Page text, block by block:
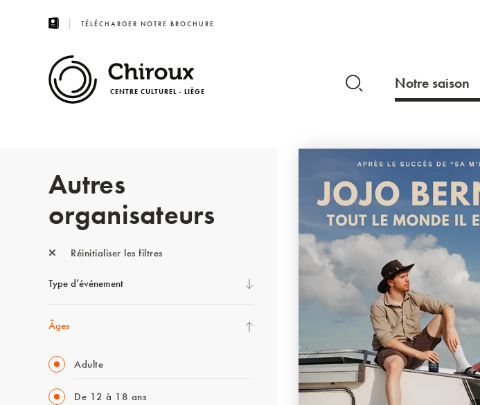
TÉLÉCHARGER NOTRE BROCHURE
CENTRE CULTUREL - LIÈGE Notre saison
Autres
organisateurs
Réinitialiser les filtres
Type d’événement
Âges
Adulte
De 12 à 18 ans